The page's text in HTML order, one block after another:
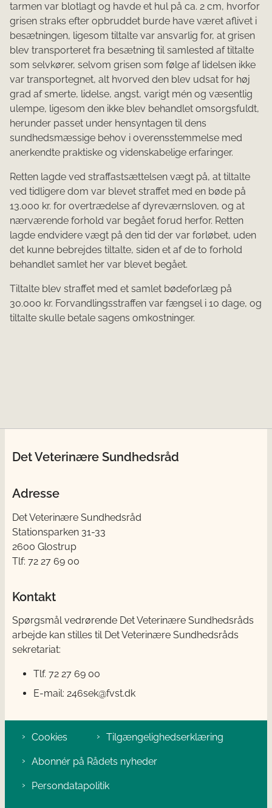
tarmen var blotlagt og havde et hul på ca. 2 cm, hvorfor
grisen straks efter opbruddet burde have været aflivet i
besætningen, ligesom tiltalte var ansvarlig for, at grisen
blev transporteret fra besætning til samlested af tiltalte
som selvkører, selvom grisen som følge af lidelsen ikke
var transportegnet, alt hvorved den blev udsat for høj
grad af smerte, lidelse, angst, varigt mén og væsentlig
ulempe, ligesom den ikke blev behandlet omsorgsfuldt,
herunder passet under hensyntagen til dens
sundhedsmæssige behov i overensstemmelse med
anerkendte praktiske og videnskabelige erfaringer.
Retten lagde ved straffastsættelsen vægt på, at tiltalte
ved tidligere dom var blevet straffet med en bøde på
13.000 kr. for overtrædelse af dyreværnsloven, og at
nærværende forhold var begået forud herfor. Retten
lagde endvidere vægt på den tid der var forløbet, uden
det kunne bebrejdes tiltalte, siden et af de to forhold
behandlet samlet her var blevet begået.
Tiltalte blev straffet med et samlet bødeforlæg på
30.000 kr. Forvandlingsstraffen var fængsel i 10 dage, og
tiltalte skulle betale sagens omkostninger.
Det Veterinære Sundhedsråd
Adresse
Det Veterinære Sundhedsråd
Stationsparken 31-33
2600 Glostrup
Tlf: 72 27 69 00
Kontakt
Spørgsmål vedrørende Det Veterinære Sundhedsråds
arbejde kan stilles til Det Veterinære Sundhedsråds
sekretariat:
Tlf. 72 27 69 00
E-mail: 246sek@fvst.dk
Cookies Tilgængelighedserklæring
Abonnér på Rådets nyheder
Persondatapolitik